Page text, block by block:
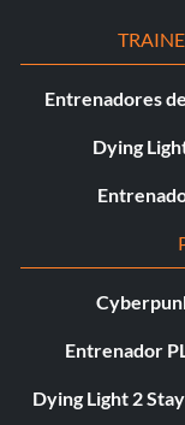
Entrenadores
Dying
Entrenador
Dying Light 2